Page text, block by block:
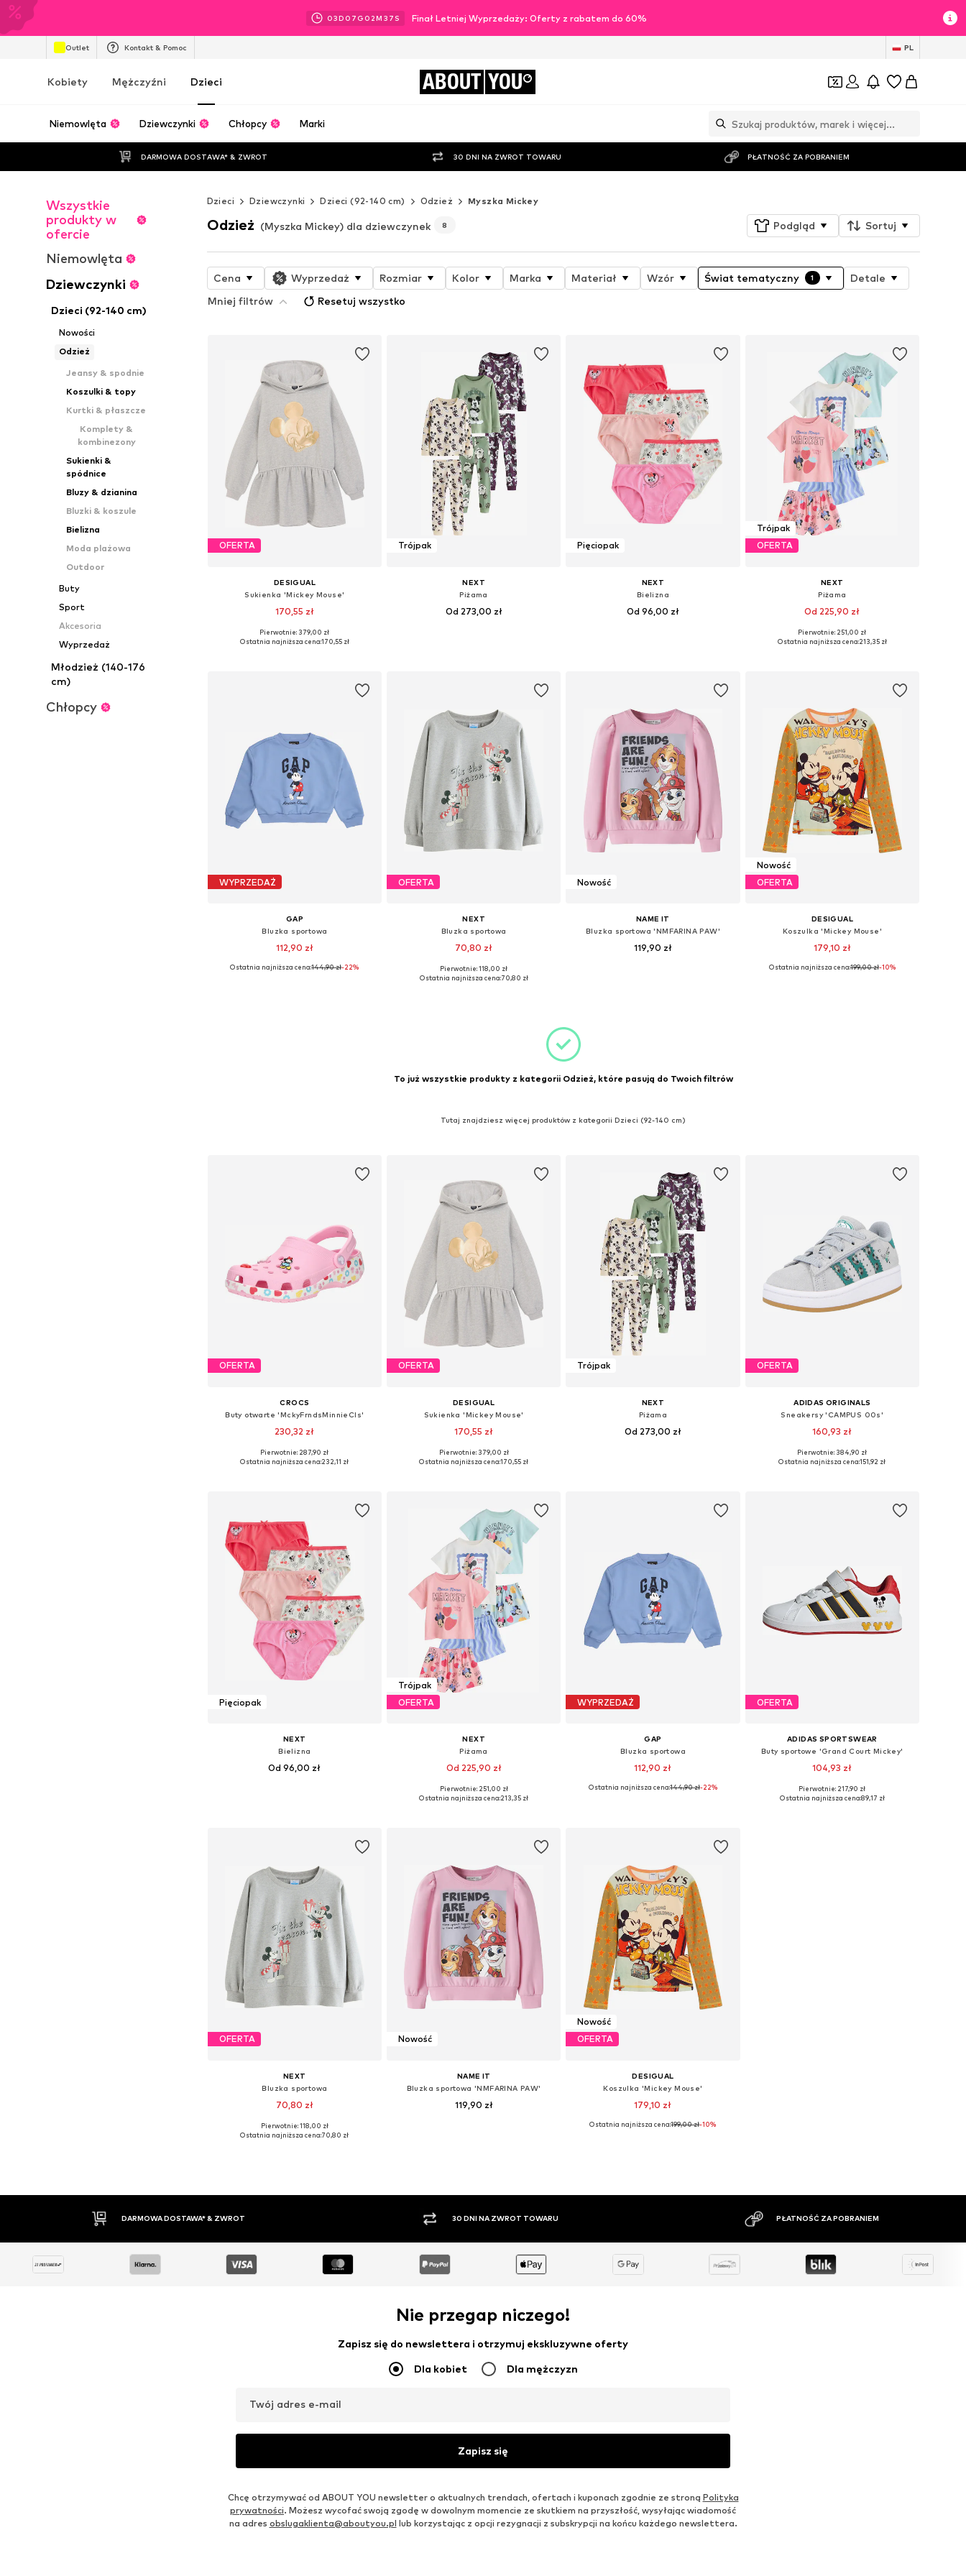
03D 07 G 02M 36 S Finał Letniej Wyprzedaży: Oferty z rabatem do 60%
Outlet Kontakt & Pomoc PL
Kobiety Mężczyźni Dzieci ABOUT YOU
Niemowlęta Dziewczynki Chłopcy Marki
DARMOWA DOSTAWA* & ZWROT 30 DNI NA ZWROT TOWARU PŁATNOŚĆ ZA POBRANIEM
Wszystkie
produkty w
ofercie
Niemowlęta
Dziewczynki
Dzieci (92-140 cm)
Nowości
Odzież
Jeansy & spodnie
Koszulki & topy
Kurtki & płaszcze
Komplety &
kombinezony
Sukienki &
spódnice
Bluzy & dzianina
Bluzki & koszule
Bielizna
Moda plażowa
Outdoor
Buty
Sport
Akcesoria
Wyprzedaż
Młodzież (140-176
cm)
Chłopcy
Dzieci Dziewczynki Dzieci (92-140 cm) Odzież Myszka Mickey
Odzież (Myszka Mickey) dla dziewczynek 8 Podgląd Sortuj
Cena Wyprzedaż Rozmiar Kolor Marka Materiał Wzór Świat tematyczny 1
Detale
Mniej filtrów
Resetuj wszystko
OFERTA
DESIGUAL
Sukienka 'Mickey Mouse'
170,55 zł
Dostępne w różnych rozmiarach
Pierwotnie: 379,00 zł
Ostatnia najniższa cena:170,55 zł
Trójpak
NEXT
Piżama
Od 273,00 zł
Pięciopak
NEXT
Bielizna
Od 96,00 zł
Trójpak
OFERTA
NEXT
Piżama
Od 225,90 zł
Dostępne rozmiary: 98, 104, 110, 116
Pierwotnie: 251,00 zł
Ostatnia najniższa cena:213,35 zł
WYPRZEDAŻ
GAP
Bluzka sportowa
112,90 zł
Dostępne rozmiary: 164-170
Ostatnia najniższa cena:144,90 zł-22%
OFERTA
NEXT
Bluzka sportowa
70,80 zł
Dostępne rozmiary: 122, 140
Pierwotnie: 118,00 zł
Ostatnia najniższa cena:70,80 zł
Nowość
NAME IT
Bluzka sportowa 'NMFARINA PAW'
119,90 zł
Nowość
OFERTA
DESIGUAL
Koszulka 'Mickey Mouse'
179,10 zł
Dostępne w różnych rozmiarach
Ostatnia najniższa cena:199,00 zł-10%
To już wszystkie produkty z kategorii Odzież, które pasują do Twoich filtrów
Tutaj znajdziesz więcej produktów z kategorii Dzieci (92-140 cm)
OFERTA
CROCS
Buty otwarte 'MckyFrndsMinnieCls'
230,32 zł
Dostępne w różnych rozmiarach
Pierwotnie: 287,90 zł
Ostatnia najniższa cena:232,11 zł
OFERTA
DESIGUAL
Sukienka 'Mickey Mouse'
170,55 zł
Dostępne w różnych rozmiarach
Pierwotnie: 379,00 zł
Ostatnia najniższa cena:170,55 zł
Trójpak
NEXT
Piżama
Od 273,00 zł
OFERTA
ADIDAS ORIGINALS
Sneakersy 'CAMPUS 00s'
160,93 zł
Dostępne w różnych rozmiarach
Pierwotnie: 384,90 zł
Ostatnia najniższa cena:151,92 zł
Pięciopak
NEXT
Bielizna
Od 96,00 zł
Trójpak
OFERTA
NEXT
Piżama
Od 225,90 zł
Dostępne rozmiary: 98, 104, 110, 116
Pierwotnie: 251,00 zł
Ostatnia najniższa cena:213,35 zł
WYPRZEDAŻ
GAP
Bluzka sportowa
112,90 zł
Dostępne rozmiary: 164-170
Ostatnia najniższa cena:144,90 zł-22%
OFERTA
ADIDAS SPORTSWEAR
Buty sportowe 'Grand Court Mickey'
104,93 zł
Dostępne rozmiary: 38,5, 39
Pierwotnie: 217,90 zł
Ostatnia najniższa cena:89,17 zł
OFERTA
NEXT
Bluzka sportowa
70,80 zł
Dostępne rozmiary: 122, 140
Pierwotnie: 118,00 zł
Ostatnia najniższa cena:70,80 zł
Nowość
NAME IT
Bluzka sportowa 'NMFARINA PAW'
119,90 zł
Nowość
OFERTA
DESIGUAL
Koszulka 'Mickey Mouse'
179,10 zł
Dostępne w różnych rozmiarach
Ostatnia najniższa cena:199,00 zł-10%
30 DNI NA ZWROT TOWARU PŁATNOŚĆ ZA POBRANIEM DUŻY ASORTYMENT
Nie przegap niczego!
Zapisz się do newslettera i otrzymuj ekskluzywne oferty
Dla kobiet Dla mężczyzn
Twój adres e-mail
Zapisz się
Chcę otrzymywać od ABOUT YOU newsletter o aktualnych trendach, ofertach i kuponach zgodnie ze stroną Polityka
prywatności. Możesz wycofać swoją zgodę w dowolnym momencie ze skutkiem na przyszłość, wysyłając wiadomość
na adres obslugaklienta@aboutyou.pl lub korzystając z opcji rezygnacji z subskrypcji na końcu każdego newslettera.